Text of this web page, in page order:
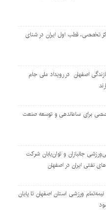
با ۱۰۳ مرکز تخصصی، قطب اول ایران در شنای
اصفهان در رویداد ملی جام
برای ساماندهی و توسعه صنعت
جانبازان و توان‌یابان شرکت
نفتی ایران در اصفهان
نیمه‌تمام ورزشی استان اصفهان تا پایان